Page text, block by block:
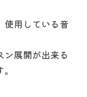
使用している音
ン展開が出来る